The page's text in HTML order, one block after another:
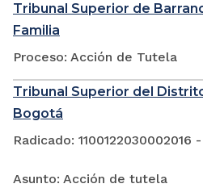
Tribunal Superior de
Familia
Proceso: Acción de Tutela
Tribunal Superior del
Bogotá
Radicado: 1100122030002016
Asunto: Acción de tutela